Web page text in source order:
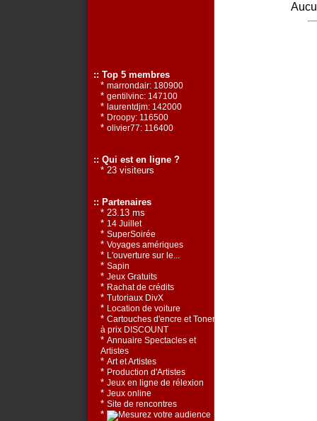
:: Top 5 membres
* marrondair: 180900
* gentilvinc: 147100
* laurentdjm: 142000
* Droopy: 116500
* olivier77: 116400
:: Qui est en ligne ?
* 23 visiteurs
:: Partenaires
* 23.13 ms
* 14 Juillet
* SuperSoirée
* Voyages amériques
* L'ouverture sur le...
* Sapin
* Jeux Gratuits
* Rachat de crédits
* Tutoriaux DivX
* Location de voiture
* Cartouches d'encre et Toners
à prix DISCOUNT
* Annuaire Spectacles et
Artistes
* Art et Artistes
* Production d'Artistes
* Jeux en ligne de rélexion
* Jeux online
* Site de rencontres
*